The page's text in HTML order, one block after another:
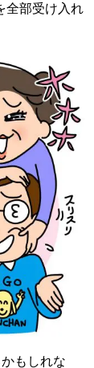
全部受け入れ
もしれな